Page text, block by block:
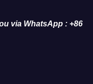
via WhatsApp : +86